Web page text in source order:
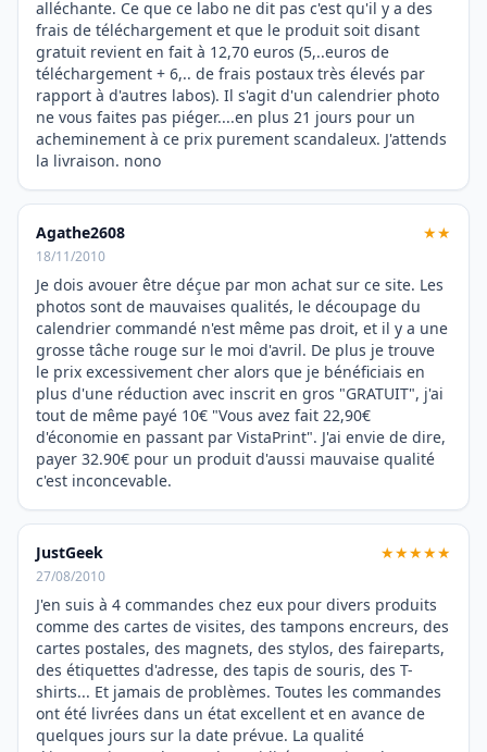
alléchante. Ce que ce labo ne dit pas c'est qu'il y a des
frais de téléchargement et que le produit soit disant
gratuit revient en fait à 12,70 euros (5,..euros de
téléchargement + 6,.. de frais postaux très élevés par
rapport à d'autres labos). Il s'agit d'un calendrier photo
ne vous faites pas piéger....en plus 21 jours pour un
acheminement à ce prix purement scandaleux. J'attends
la livraison. nono
Agathe2608 ★★
18/11/2010
Je dois avouer être déçue par mon achat sur ce site. Les
photos sont de mauvaises qualités, le découpage du
calendrier commandé n'est même pas droit, et il y a une
grosse tâche rouge sur le moi d'avril. De plus je trouve
le prix excessivement cher alors que je bénéficiais en
plus d'une réduction avec inscrit en gros "GRATUIT", j'ai
tout de même payé 10€ "Vous avez fait 22,90€
d'économie en passant par VistaPrint". J'ai envie de dire,
payer 32.90€ pour un produit d'aussi mauvaise qualité
c'est inconcevable.
JustGeek ★★★★★
27/08/2010
J'en suis à 4 commandes chez eux pour divers produits
comme des cartes de visites, des tampons encreurs, des
cartes postales, des magnets, des stylos, des faireparts,
des étiquettes d'adresse, des tapis de souris, des T-
shirts... Et jamais de problèmes. Toutes les commandes
ont été livrées dans un état excellent et en avance de
quelques jours sur la date prévue. La qualité